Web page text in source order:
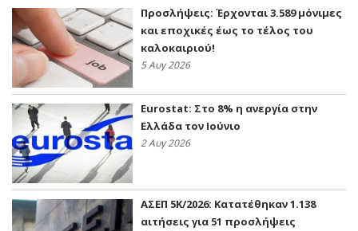
Προσλήψεις: Έρχονται 3.589 μόνιμες
και εποχικές έως το τέλος του
καλοκαιριού!
5 Αυγ 2026
Eurostat: Στο 8% η ανεργία στην
Ελλάδα τον Ιούνιο
2 Αυγ 2026
ΑΣΕΠ 5Κ/2026: Κατατέθηκαν 1.138
αιτήσεις για 51 προσλήψεις